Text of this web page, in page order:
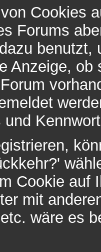
Cookies
Forums
Anzeige,
und
Cookie auf
mit
wäre es